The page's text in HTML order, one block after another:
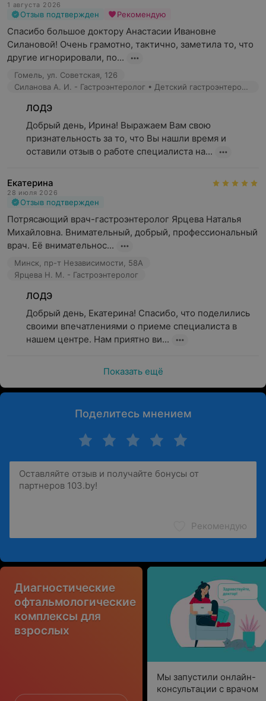
1 августа 2026
Отзыв подтвержден Рекомендую
Спасибо большое доктору Анастасии Ивановне
Силановой! Очень грамотно, тактично, заметила то, что
другие игнорировали, по...
Гомель, ул. Советская, 126
Силанова А. И. - Гастроэнтеролог • Детский гастроэнтеролог
ЛОДЭ
Добрый день, Ирина! Выражаем Вам свою
признательность за то, что Вы нашли время и
оставили отзыв о работе специалиста на...
Екатерина
28 июля 2026
Отзыв подтвержден
Потрясающий врач-гастроэнтеролог Ярцева Наталья
Михайловна. Внимательный, добрый, профессиональный
врач. Её внимательнос...
Минск, пр-т Независимости, 58А
Ярцева Н. М. - Гастроэнтеролог
ЛОДЭ
Добрый день, Екатерина! Спасибо, что поделились
своими впечатлениями о приеме специалиста в
нашем центре. Нам приятно ви...
Показать ещё
Поделитесь мнением
Рекомендую
Диагностические
офтальмологические
комплексы для
взрослых
Мы запустили онлайн-
консультации с врачом